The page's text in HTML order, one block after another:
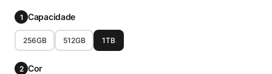
1 Capacidade
256GB 512GB 1TB
2 Cor